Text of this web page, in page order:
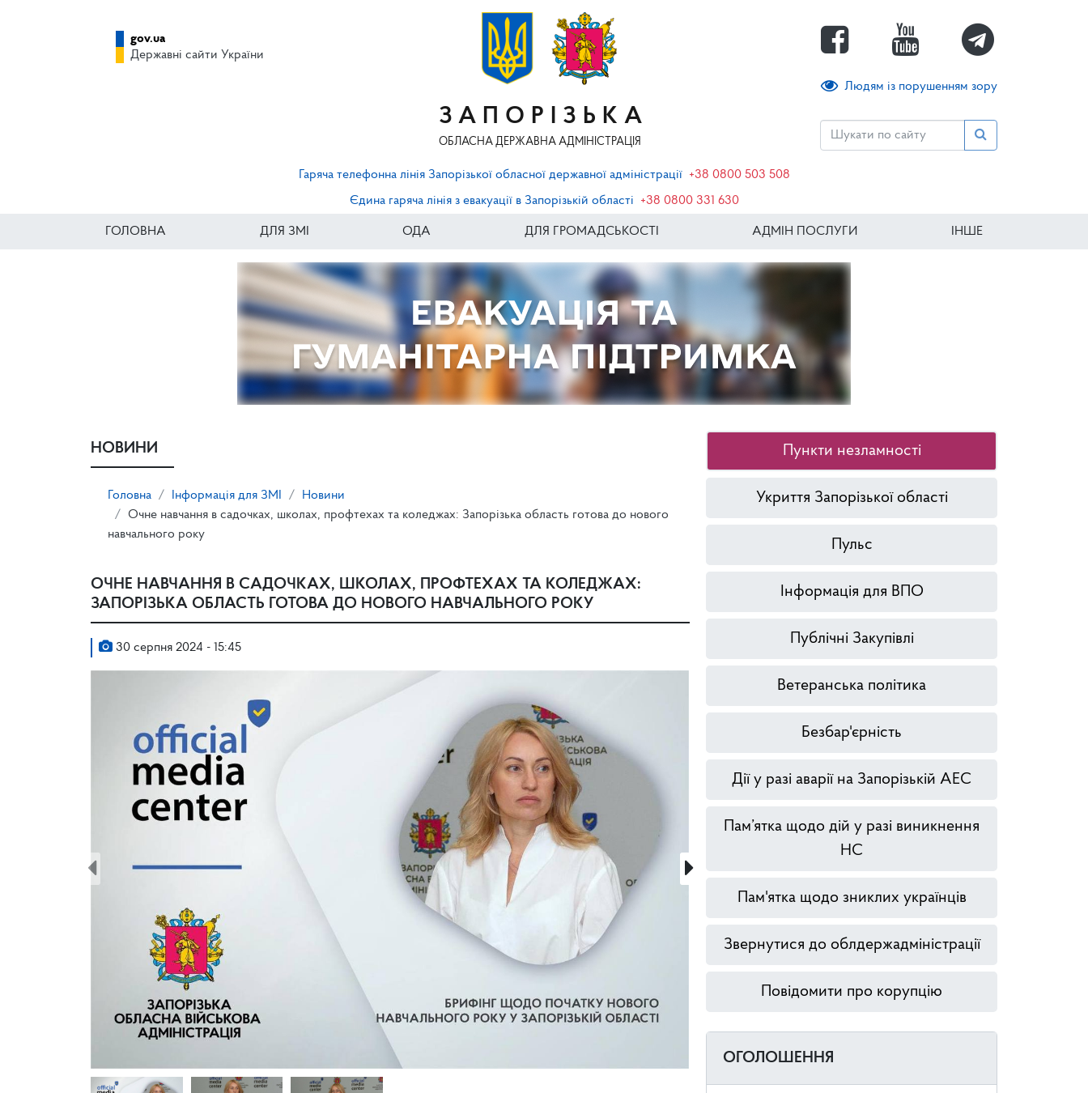
ЗАПОРІЗЬКА
ОБЛАСНА ДЕРЖАВНА АДМІНІСТРАЦІЯ
Людям із порушенням зору
gov.ua
Державні сайти України
Гаряча телефонна лінія Запорізької обласної державної адміністрації +38 0800 503 508
Єдина гаряча лінія з евакуації в Запорізькій області
+38 0800 331 630
ГОЛОВНА ДЛЯ ЗМІ ОДА ДЛЯ ГРОМАДСЬКОСТІ АДМІН ПОСЛУГИ ІНШЕ
НОВИНИ
Головна Інформація для ЗМІ
Новини
Очне навчання в садочках, школах, профтехах та коледжах: Запорізька область готова до нового
навчального року
ОЧНЕ НАВЧАННЯ В САДОЧКАХ, ШКОЛАХ, ПРОФТЕХАХ ТА КОЛЕДЖАХ:
ЗАПОРІЗЬКА ОБЛАСТЬ ГОТОВА ДО НОВОГО НАВЧАЛЬНОГО РОКУ
30 серпня 2024 - 15:45
Пункти незламності
Укриття Запорізької області
Пульс
Інформація для ВПО
Публічні Закупівлі
Ветеранська політика
Безбар'єрність
Дії у разі аварії на Запорізькій АЕС
Пам’ятка щодо дій у разі виникнення
НС
Пам'ятка щодо зниклих українців
Звернутися до облдержадміністрації
Повідомити про корупцію
ОГОЛОШЕННЯ